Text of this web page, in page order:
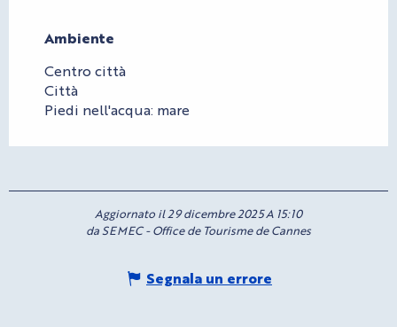
Ambiente
Ambiente
Centro città
Città
Piedi nell'acqua: mare
Aggiornato il 29 dicembre 2025 A 15:10
da SEMEC - Office de Tourisme de Cannes
Segnala un errore